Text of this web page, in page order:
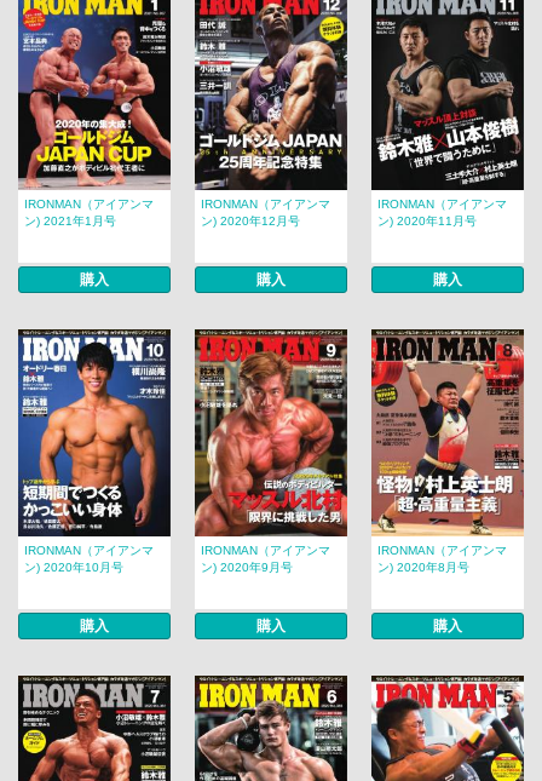
IRONMAN（アイアンマ
ン) 2021年1月号
購入
IRONMAN（アイアンマ
ン) 2020年12月号
購入
IRONMAN（アイアンマ
ン) 2020年11月号
購入
IRONMAN（アイアンマ
ン) 2020年10月号
購入
IRONMAN（アイアンマ
ン) 2020年9月号
購入
IRONMAN（アイアンマ
ン) 2020年8月号
購入